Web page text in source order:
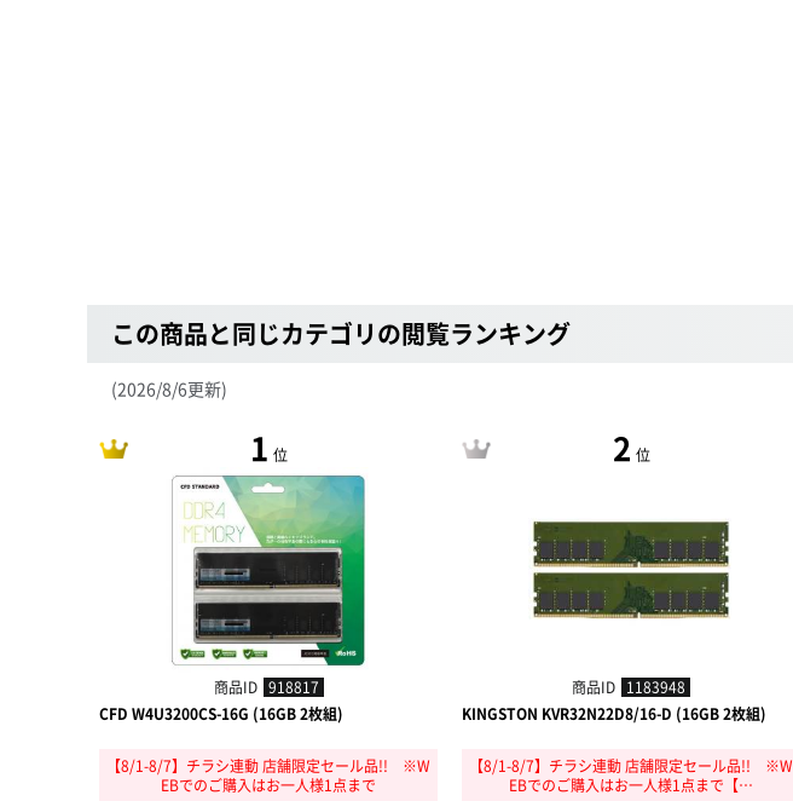
この商品と同じカテゴリの閲覧ランキング
(2026/8/6更新)
1 位
商品ID 918817
CFD W4U3200CS-16G (16GB 2枚組)
【8/1-8/7】チラシ連動 店舗限定セール品!! ※W
EBでのご購入はお一人様1点まで
2 位
商品ID 1183948
KINGSTON KVR32N22D8/16-D (16GB 2枚組)
【8/1-8/7】チラシ連動 店舗限定セール品!! ※W
EBでのご購入はお一人様1点まで【…